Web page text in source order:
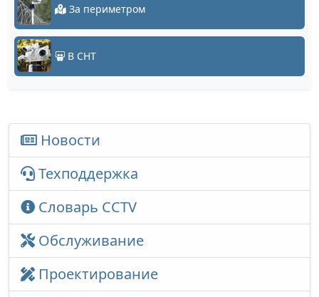
За периметром
В СНТ
Новости
Техподдержка
Словарь CCTV
Обслуживание
Проектирование